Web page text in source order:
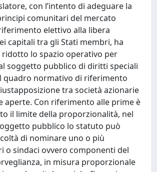
con l’intento di adeguare la
comunitari del mercato
elettivo alla libera
capitali tra gli Stati membri, ha
lo spazio operativo per
soggetto pubblico di diritti speciali
quadro normativo di riferimento
tra società azionarie
aperte. Con riferimento alle prime è
il limite della proporzionalità, nel
pubblico lo statuto può
di nominare uno o più
o sindaci ovvero componenti del
in misura proporzionale